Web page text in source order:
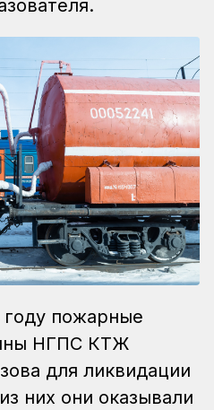
пожарные
НГПС КТЖ
для ликвидации
них они оказывали